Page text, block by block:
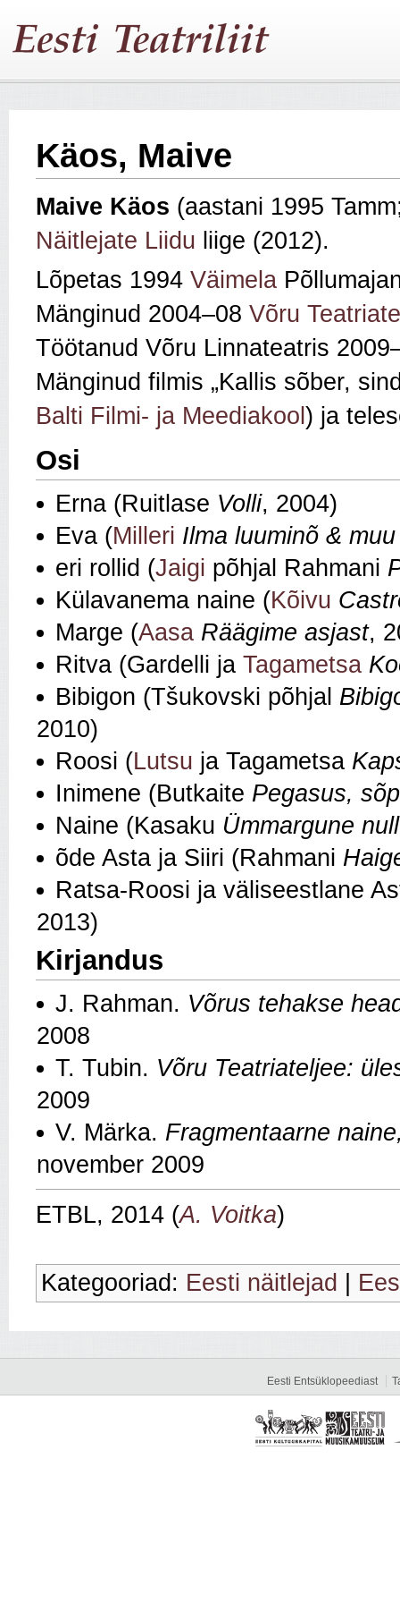
Käos, Maive
Maive Käos (aastani 1995
Näitlejate Liidu liige (2012).
Lõpetas 1994 Väimela
Mänginud 2004–08 Võru
Töötanud Võru Linnateatris
Mänginud filmis „Kallis sõber,
Balti Filmi- ja Meediakool ) ja
Osi
Erna (Ruitlase Volli, 2004)
Eva (Milleri Ilma luuminõ &
eri rollid (Jaigi põhjal Rahmani
Külavanema naine (Kõivu
Marge (Aasa Räägime asjast,
Ritva (Gardelli ja Tagametsa
Bibigon (Tšukovski põhjal
2010)
Roosi (Lutsu ja Tagametsa
Inimene (Butkaite Pegasus,
Naine (Kasaku Ümmargune null
õde Asta ja Siiri (Rahmani
Ratsa-Roosi ja väliseestlane
2013)
Kirjandus
J. Rahman. Võrus tehakse
2008
T. Tubin. Võru Teatriateljee:
2009
V. Märka. Fragmentaarne
november 2009
ETBL, 2014 (A. Voitka)
Kategooriad: Eesti näitlejad
Eesti Entsüklopeediast